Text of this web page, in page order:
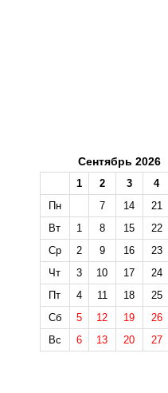
Сентябрь 2026
1 2 3 4
Пн
7 14 21
Вт
1 8 15 22
Ср
2 9 16 23
Чт
3 10 17
24
Пт
4 11 18
25
Сб
5 12 19
26
Вс
6 13 20 27